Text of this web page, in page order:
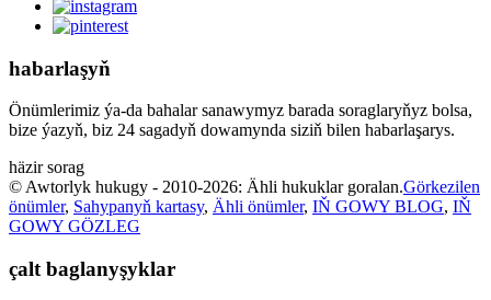
habarlaşyň
Önümlerimiz ýa-da bahalar sanawymyz barada soraglaryňyz bolsa,
bize ýazyň, biz 24 sagadyň dowamynda siziň bilen habarlaşarys.
häzir sorag
© Awtorlyk hukugy - 2010-2026: Ähli hukuklar goralan.Görkezilen
önümler, Sahypanyň kartasy, Ähli önümler, IŇ GOWY BLOG, IŇ
GOWY GÖZLEG
çalt baglanyşyklar